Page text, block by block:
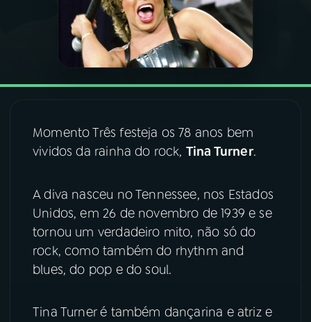
PROGRAMAS
PODCASTS
07 ÚLTIMAS
08FESTIVAL DE MÚSICA
ACOMPANHE A RÁDIO NACIONAL
YouTube
Momento Três festeja os 78 anos bem
vividos da rainha do rock, Tina Turner.
A diva nasceu no Tennessee, nos Estados
Unidos, em 26 de novembro de 1939 e se
tornou um verdadeiro mito, não só do
rock, como também do rhythm and
blues, do pop e do soul.
Tina Turner é também dançarina e atriz e